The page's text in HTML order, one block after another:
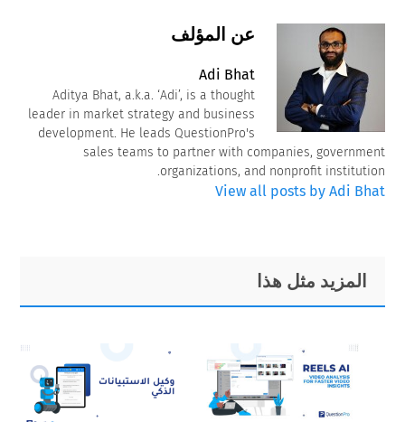
عن المؤلف
Adi Bhat
Aditya Bhat, a.k.a. ‘Adi’, is a thought
leader in market strategy and business
development. He leads QuestionPro's
sales teams to partner with companies, government
organizations, and nonprofit institution.
View all posts by Adi Bhat
Primary
Sidebar
Footer
المزيد مثل هذا